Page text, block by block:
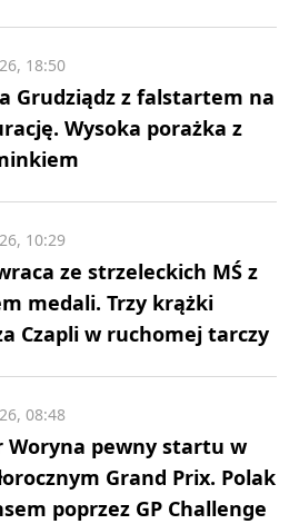
Grudziądz z falstartem na
Wysoka porażka z
18:50
ze strzeleckich MŚ z
medali. Trzy krążki
Czapli w ruchomej tarczy
10:29
Woryna pewny startu w
Grand Prix. Polak
poprzez GP Challenge
08:48